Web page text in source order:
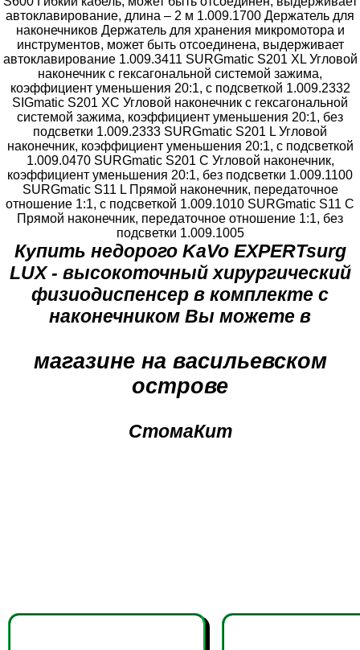
автоклавирование, длина – 2 м 1.009.1700 Держатель для
наконечников Держатель для хранения микромотора и
инструментов, может быть отсоединена, выдерживает
автоклавирование 1.009.3411 SURGmatic S201 XL Угловой
наконечник с гексагональной системой зажима,
коэффициент уменьшения 20:1, с подсветкой 1.009.2332
SIGmatic S201 XC Угловой наконечник с гексагональной
системой зажима, коэффициент уменьшения 20:1, без
подсветки 1.009.2333 SURGmatic S201 L Угловой
наконечник, коэффициент уменьшения 20:1, с подсветкой
1.009.0470 SURGmatic S201 C Угловой наконечник,
коэффициент уменьшения 20:1, без подсветки 1.009.1100
SURGmatic S11 L Прямой наконечник, передаточное
отношение 1:1, с подсветкой 1.009.1010 SURGmatic S11 C
Прямой наконечник, передаточное отношение 1:1, без
подсветки 1.009.1005
Купить недорого KaVo EXPERTsurg
LUX - высокоточный хирургический
физиодиспенсер в комплекте с
наконечником Вы можете в
магазине на васильевском
острове
СтомаКит